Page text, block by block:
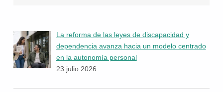
La reforma de las leyes de discapacidad y
dependencia avanza hacia un modelo centrado
en la autonomía personal
23 julio 2026